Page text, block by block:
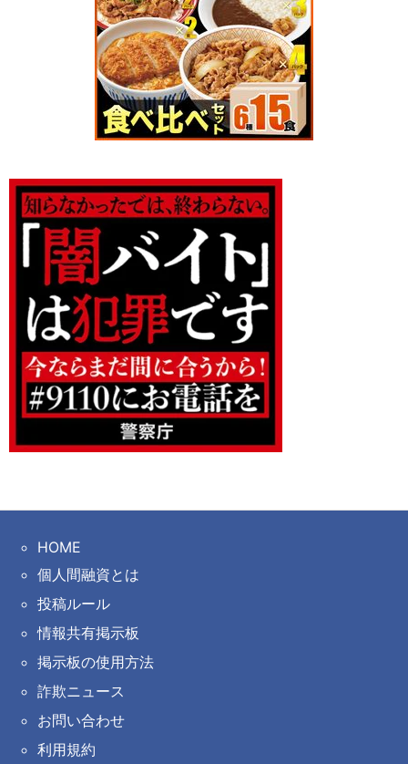
HOME
個人間融資とは
投稿ルール
情報共有掲示板
掲示板の使用方法
詐欺ニュース
お問い合わせ
利用規約